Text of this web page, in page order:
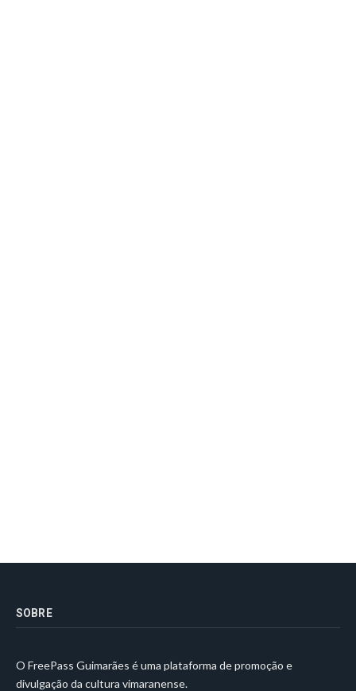
SOBRE
O FreePass Guimarães é uma plataforma de promoção e
divulgação da cultura vimaranense.